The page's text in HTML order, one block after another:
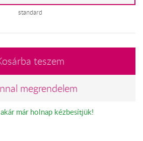
standard
teszem
megrendelem
már holnap kézbesítjük!